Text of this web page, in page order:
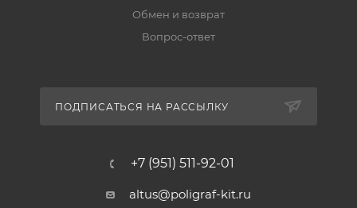
Обмен и возврат
Вопрос-ответ
ПОДПИСАТЬСЯ НА РАССЫЛКУ
+7 (951) 511-92-01
altus@poligraf-kit.ru